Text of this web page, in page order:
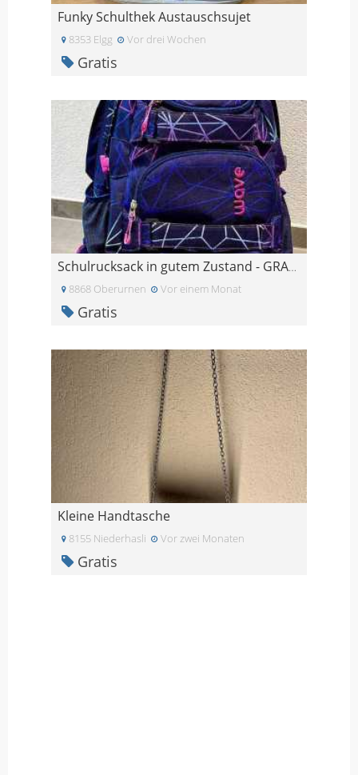
Funky Schulthek Austauschsujet
8353 Elgg Vor drei Wochen
Gratis
Schulrucksack in gutem Zustand - GRATIS
8868 Oberurnen Vor einem Monat
Gratis
Kleine Handtasche
8155 Niederhasli Vor zwei Monaten
Gratis